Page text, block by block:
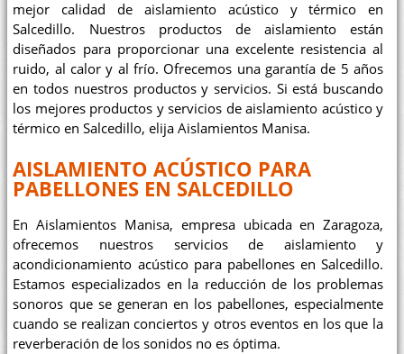
mejor calidad de aislamiento acústico y térmico en
Salcedillo. Nuestros productos de aislamiento están
diseñados para proporcionar una excelente resistencia al
ruido, al calor y al frío. Ofrecemos una garantía de 5 años
en todos nuestros productos y servicios. Si está buscando
los mejores productos y servicios de aislamiento acústico y
térmico en Salcedillo, elija Aislamientos Manisa.
AISLAMIENTO ACÚSTICO PARA
PABELLONES EN SALCEDILLO
En Aislamientos Manisa, empresa ubicada en Zaragoza,
ofrecemos nuestros servicios de aislamiento y
acondicionamiento acústico para pabellones en Salcedillo.
Estamos especializados en la reducción de los problemas
sonoros que se generan en los pabellones, especialmente
cuando se realizan conciertos y otros eventos en los que la
reverberación de los sonidos no es óptima.